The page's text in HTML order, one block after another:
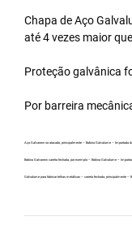
Chapa de Aço
até 4 vezes maior
Proteção galvânica
Por barreira
Aço Galvanew no atacado, principalmente – Bobina Galvalume – Importada
Bobina Galvanew carreta fechada, por exemplo – Bobina Galvalume –
Galvalume para fabricar telhas metálicas – carreta fechada, principalmente –